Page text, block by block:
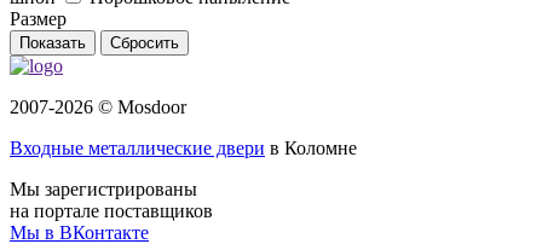
Размер
Сбросить
2007-2026 © Mosdoor
Входные металлические двери в Коломне
Мы зарегистрированы
на портале поставщиков
Мы в ВКонтакте